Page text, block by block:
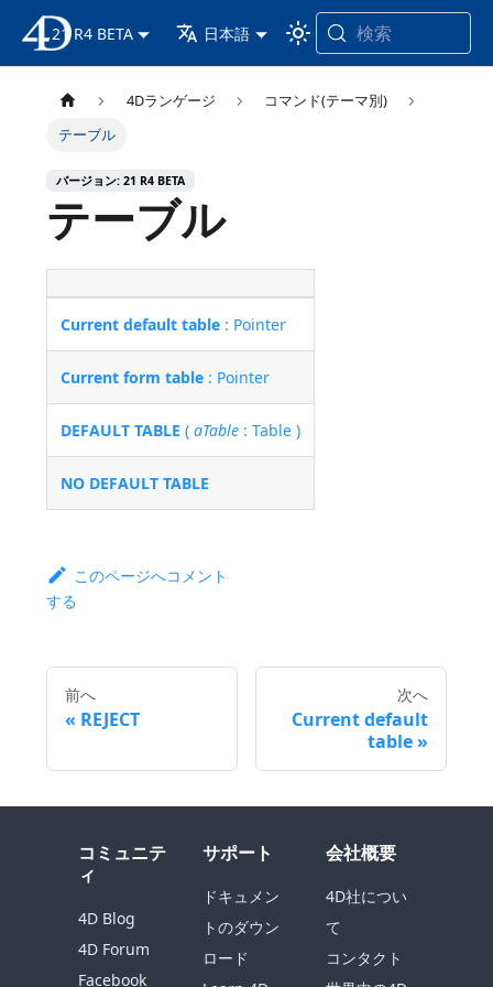
4D ドキュメンテーション
21 R4 BETA 日本語 検索
4Dランゲージ
コマンド(テーマ別)
テーブル
バージョン: 21 R4 BETA
テーブル
Current default table : Pointer
Current form table : Pointer
DEFAULT TABLE (aTable : Table )
NO DEFAULT TABLE
このページへコメント
する
前へ
REJECT
次へ
Current default
table
コミュニテ
ィ
4D Blog
4D Forum
Facebook
サポート
ドキュメン
トのダウン
ロード
会社概要
4D社につい
て
コンタクト